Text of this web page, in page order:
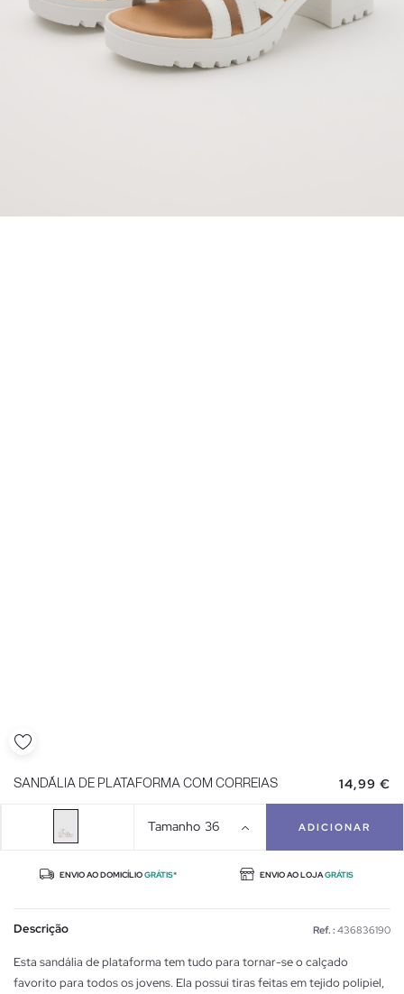
SANDÁLIA DE PLATAFORMA COM CORREIAS 14,99 €
Tamanho 36 ADICIONAR
ENVIO AO DOMICÍLIOGRÁTIS* ENVIO AO LOJAGRÁTIS
Descrição Ref. : 436836190
Esta sandália de plataforma tem tudo para tornar-se o calçado
favorito para todos os jovens. Ela possui tiras feitas em tejido polipiel,